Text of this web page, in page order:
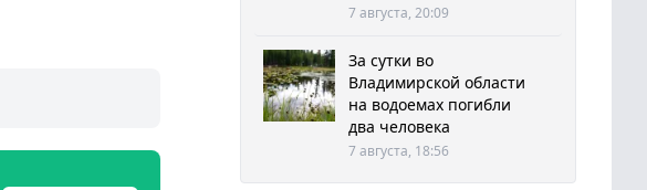
7 августа, 20:09
За сутки во
Владимирской области
на водоемах погибли
два человека
7 августа, 18:56